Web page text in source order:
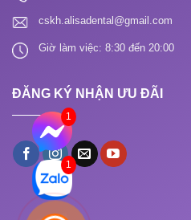
cskh.alisadental@gmail.com
Giờ làm việc: 8:30 đến 20:00
ĐĂNG KÝ NHẬN ƯU ĐÃI
1
1